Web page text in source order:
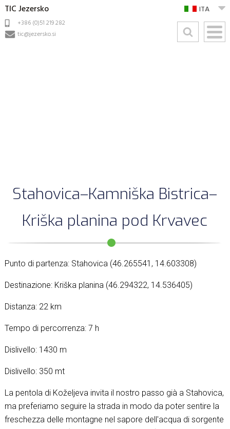
TIC Jezersko
+386 (0)51 219 282
tic@jezersko.si
ITA
Stahovica–Kamniška Bistrica–
Kriška planina pod Krvavec
Punto di partenza: Stahovica (46.265541, 14.603308)
Destinazione: Kriška planina (46.294322, 14.536405)
Distanza: 22 km
Tempo di percorrenza: 7 h
Dislivello: 1430 m
Dislivello: 350 mt
La pentola di Koželjeva invita il nostro passo già a Stahovica,
ma preferiamo seguire la strada in modo da poter sentire la
freschezza delle montagne nel sapore dell'acqua di sorgente